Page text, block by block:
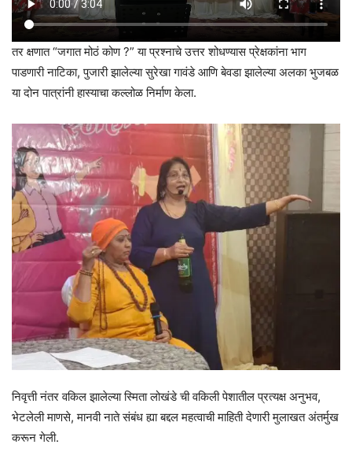
तर क्षणात “जगात मोठं कोण ?” या प्रश्नाचे उत्तर शोधण्यास प्रेक्षकांना भाग
पाडणारी नाटिका, पुजारी झालेल्या सुरेखा गावंडे आणि बेवडा झालेल्या अलका भुजबळ
या दोन पात्रांनी हास्याचा कल्लोळ निर्माण केला.
निवृत्ती नंतर वकिल झालेल्या स्मिता लोखंडे ची वकिली पेशातील प्रत्यक्ष अनुभव,
भेटलेली माणसे, मानवी नाते संबंध ह्या बद्दल महत्वाची माहिती देणारी मुलाखत अंतर्मुख
करून गेली.